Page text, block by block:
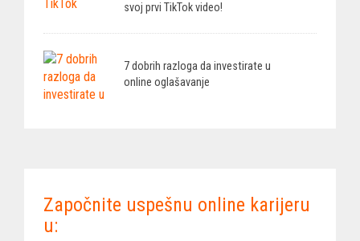
svoj prvi TikTok video!
7 dobrih razloga da investirate u
online oglašavanje
Započnite uspešnu online karijeru
u: